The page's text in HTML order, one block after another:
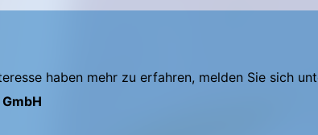
haben mehr zu erfahren, melden Sie sich